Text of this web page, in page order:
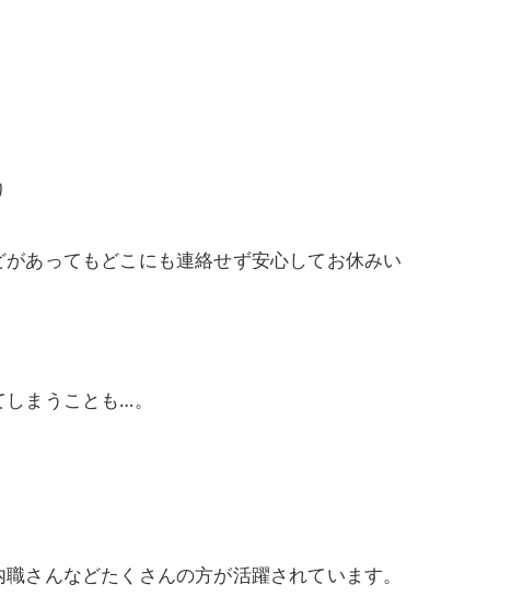
あってもどこにも連絡せず安心してお休みい
まうことも…。
さんなどたくさんの方が活躍されています。